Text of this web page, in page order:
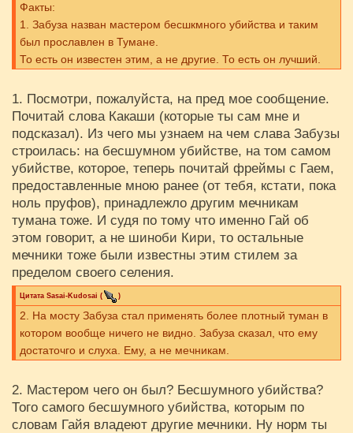
Факты:
1. Забуза назван мастером бесшкмного убийства и таким
был прославлен в Тумане.
То есть он известен этим, а не другие. То есть он лучший.
1. Посмотри, пожалуйста, на пред мое сообщение.
Почитай слова Какаши (которые ты сам мне и
подсказал). Из чего мы узнаем на чем слава Забузы
строилась: на бесшумном убийстве, на том самом
убийстве, которое, теперь почитай фреймы с Гаем,
предоставленные мною ранее (от тебя, кстати, пока
ноль пруфов), принадлежло другим мечникам
тумана тоже. И судя по тому что именно Гай об
этом говорит, а не шиноби Кири, то остальные
мечники тоже были известны этим стилем за
пределом своего селения.
Цитата Sasai-Kudosai ( )
2. На мосту Забуза стал применять более плотный туман в
котором вообще ничего не видно. Забуза сказал, что ему
достаточго и слуха. Ему, а не мечникам.
2. Мастером чего он был? Бесшумного убийства?
Того самого бесшумного убийства, которым по
словам Гайя владеют другие мечники. Ну норм ты